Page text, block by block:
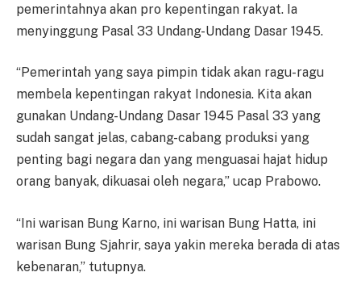
pemerintahnya akan pro kepentingan rakyat. Ia
menyinggung Pasal 33 Undang-Undang Dasar 1945.
“Pemerintah yang saya pimpin tidak akan ragu-ragu
membela kepentingan rakyat Indonesia. Kita akan
gunakan Undang-Undang Dasar 1945 Pasal 33 yang
sudah sangat jelas, cabang-cabang produksi yang
penting bagi negara dan yang menguasai hajat hidup
orang banyak, dikuasai oleh negara,” ucap Prabowo.
“Ini warisan Bung Karno, ini warisan Bung Hatta, ini
warisan Bung Sjahrir, saya yakin mereka berada di atas
kebenaran,” tutupnya.